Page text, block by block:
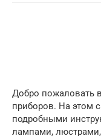
Добро пожаловать
приборов. На этом
подробными
лампами,